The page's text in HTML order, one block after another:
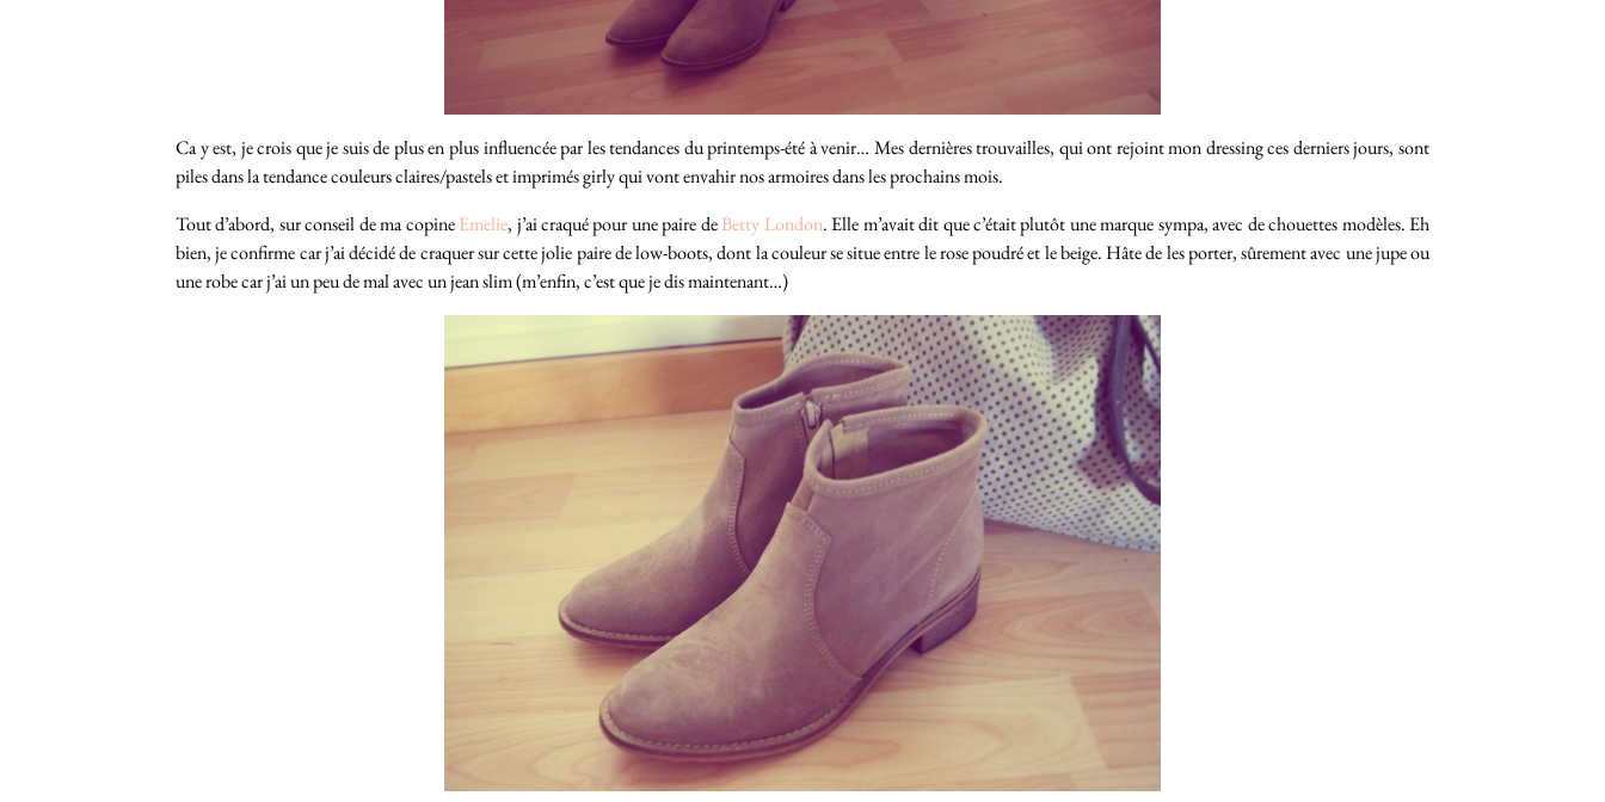
Ca y est, je crois que je suis de plus en plus influencée par les tendances du printemps-été à venir… Mes dernières trouvailles, qui ont rejoint mon dressing ces derniers jours, sont
piles dans la tendance couleurs claires/pastels et imprimés girly qui vont envahir nos armoires dans les prochains mois.
Tout d’abord, sur conseil de ma copineEmelie, j’ai craqué pour une paire deBetty London. Elle m’avait dit que c’était plutôt une marque sympa, avec de chouettes modèles. Eh
bien, je confirme car j’ai décidé de craquer sur cette jolie paire de low-boots, dont la couleur se situe entre le rose poudré et le beige. Hâte de les porter, sûrement avec une jupe ou
une robe car j’ai un peu de mal avec un jean slim (m’enfin, c’est que je dis maintenant…)